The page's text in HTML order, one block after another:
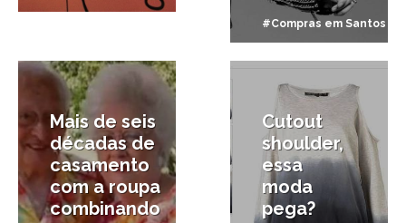
#Compras em Santos
Mais de seis
décadas de
casamento
com a roupa
combinando
8/09/2012
Cutout
shoulder,
essa
moda
pega?